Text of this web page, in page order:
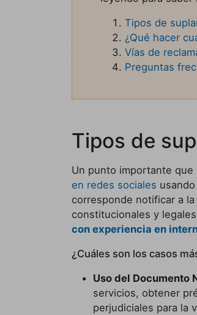
Tipos de
¿Qué hacer
Vías de
Preguntas
Tipos de
Un punto importante que
en redes sociales
corresponde notificar a
constitucionales y
con experiencia en
¿Cuáles son los casos
Uso del Documento
servicios, obtener
perjudiciales para la